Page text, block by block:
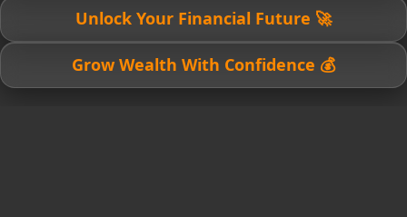
🚀 Unlock Your Financial Future
💰 Grow Wealth With Confidence